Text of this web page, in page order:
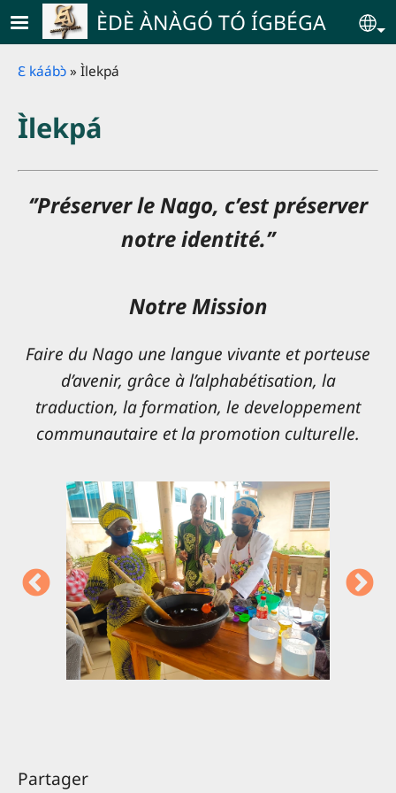
Skip to main contentÈDÈ ÀNÀGÓ TÓ ÍGBÉGA
Breadcrumb
Ɛ káábɔ̀ Ìlekpá
Ìlekpá
‘’Préserver le Nago, c’est préserver
notre identité.’’
Notre Mission
Faire du Nago une langue vivante et porteuse
d’avenir, grâce à l’alphabétisation, la
traduction, la formation, le developpement
communautaire et la promotion culturelle.
Partager